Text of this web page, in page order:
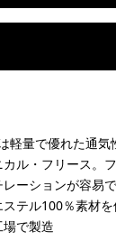
軽量で優れた通
ル・フリース。
ーションが容易
テル100％素材
で製造